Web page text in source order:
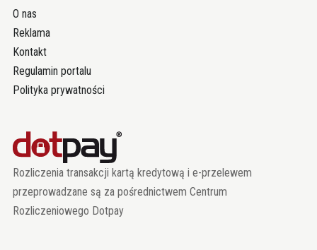
O nas
Reklama
Kontakt
Regulamin portalu
Polityka prywatności
Rozliczenia transakcji kartą kredytową i e-przelewem
przeprowadzane są za pośrednictwem Centrum
Rozliczeniowego Dotpay